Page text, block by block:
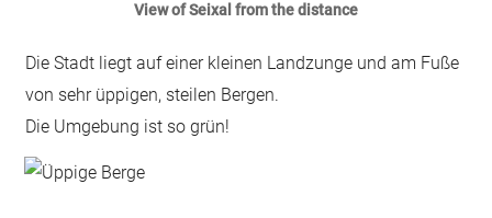
View of Seixal from the distance
Die Stadt liegt auf einer kleinen Landzunge und am Fuße
von sehr üppigen, steilen Bergen.
Die Umgebung ist so grün!